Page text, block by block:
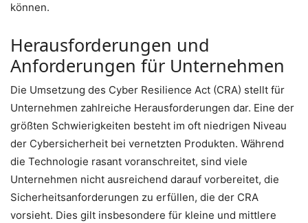
können.
Herausforderungen und
Anforderungen für Unternehmen
Die Umsetzung des Cyber Resilience Act (CRA) stellt für
Unternehmen zahlreiche Herausforderungen dar. Eine der
größten Schwierigkeiten besteht im oft niedrigen Niveau
der Cybersicherheit bei vernetzten Produkten. Während
die Technologie rasant voranschreitet, sind viele
Unternehmen nicht ausreichend darauf vorbereitet, die
Sicherheitsanforderungen zu erfüllen, die der CRA
vorsieht. Dies gilt insbesondere für kleine und mittlere